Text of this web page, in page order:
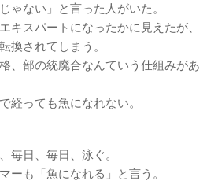
ゃない」と言った人がいた。
キスパートになったかに見えたが、
換されてしまう。
、部の統廃合なんていう仕組みがあ
経っても魚になれない。
毎日、毎日、泳ぐ。
ーも「魚になれる」と言う。